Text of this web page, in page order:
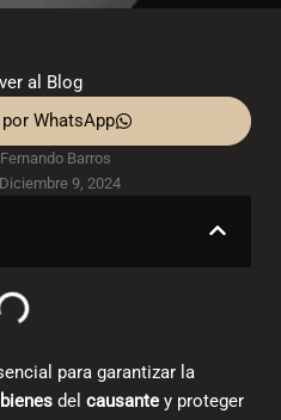
al Blog
WhatsApp
Fernando Barros
Diciembre 9, 2024
para garantizar la
bienes del causante y proteger